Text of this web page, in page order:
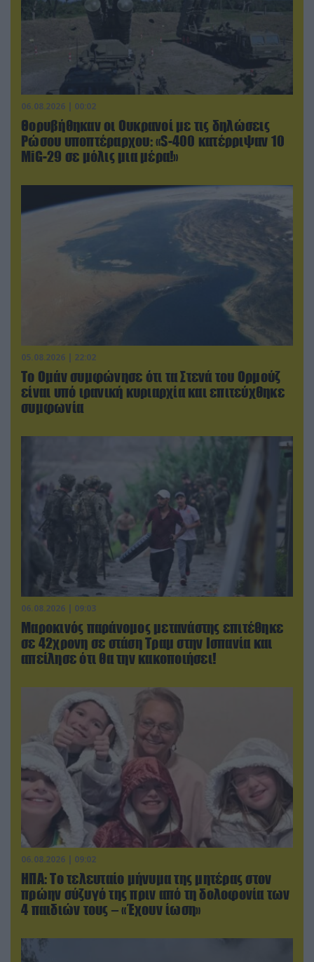
06.08.2026 | 00:02
Θορυβήθηκαν οι Ουκρανοί με τις δηλώσεις
Ρώσου υποπτέραρχου: «S-400 κατέρριψαν 10
MiG-29 σε μόλις μια μέρα!»
05.08.2026 | 22:02
Το Ομάν συμφώνησε ότι τα Στενά του Ορμούζ
είναι υπό ιρανική κυριαρχία και επιτεύχθηκε
συμφωνία
06.08.2026 | 09:03
Μαροκινός παράνομος μετανάστης επιτέθηκε
σε 42χρονη σε στάση Τραμ στην Ισπανία και
απείλησε ότι θα την κακοποιήσει!
06.08.2026 | 09:02
ΗΠΑ: Το τελευταίο μήνυμα της μητέρας στον
πρώην σύζυγό της πριν από τη δολοφονία των
4 παιδιών τους – «Έχουν ίωση»